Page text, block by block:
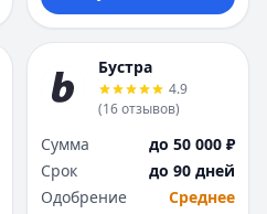
Бустра
4.9
(16отзывов)
Сумма
до 50 000 ₽
Срок
до 90 дней
Одобрение
Среднее